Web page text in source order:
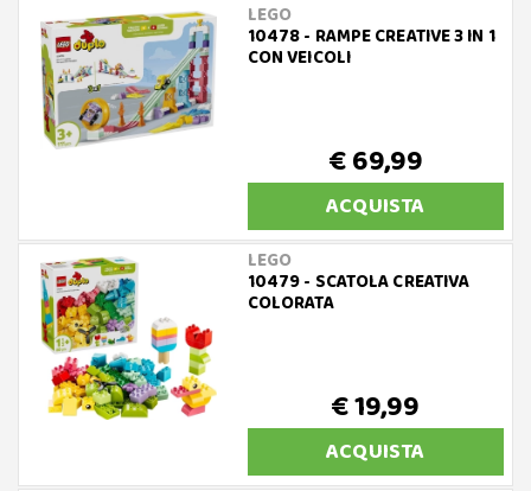
LEGO
10478 - RAMPE CREATIVE 3 IN 1
CON VEICOLI
€ 69,99
ACQUISTA
LEGO
10479 - SCATOLA CREATIVA
COLORATA
€ 19,99
ACQUISTA